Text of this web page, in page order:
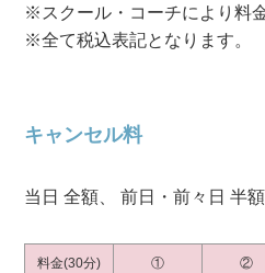
※スクール・コーチにより料
※全て税込表記となります。
キャンセル料
当日 全額、 前日・前々日 半
料金(30分) ① ②